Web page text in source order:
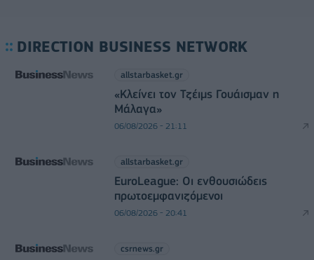
DIRECTION BUSINESS NETWORK
allstarbasket.gr
«Κλείνει τον Τζέιμς Γουάισμαν η
Μάλαγα»
06/08/2026 - 21:11
allstarbasket.gr
EuroLeague: Οι ενθουσιώδεις
πρωτοεμφανιζόμενοι
06/08/2026 - 20:41
csrnews.gr